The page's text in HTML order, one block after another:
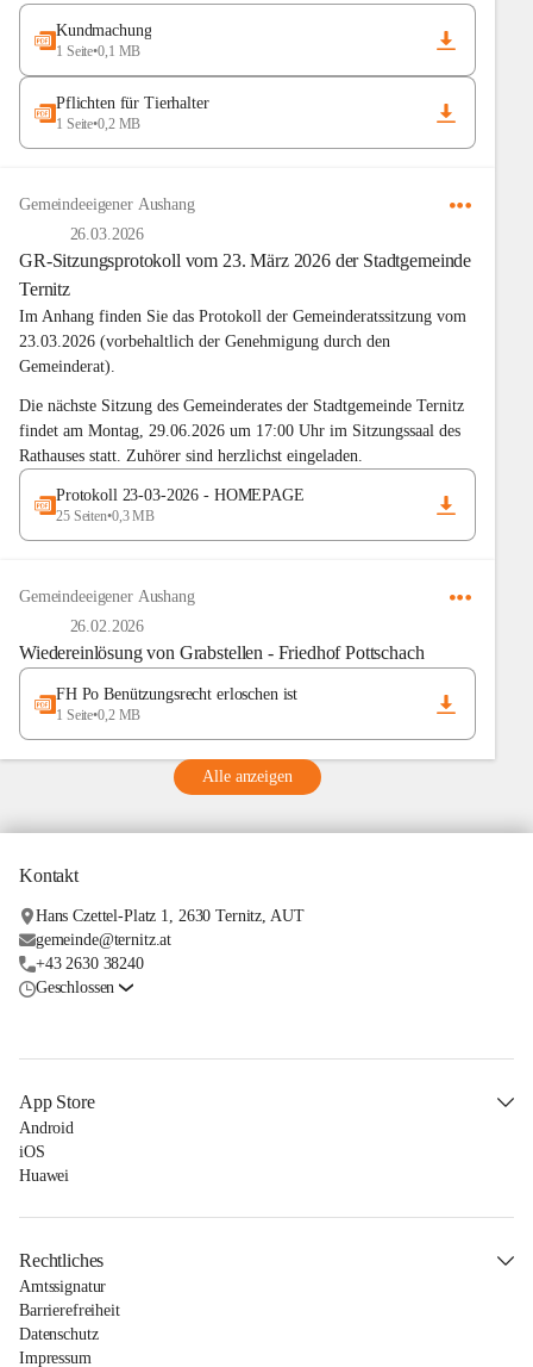
Kundmachung
1 Seite•0,1 MB
Pflichten für Tierhalter
1 Seite•0,2 MB
Gemeindeeigener Aushang
26.03.2026
GR-Sitzungsprotokoll vom 23. März 2026 der Stadtgemeinde
Ternitz
Im Anhang finden Sie das Protokoll der Gemeinderatssitzung vom
23.03.2026 (vorbehaltlich der Genehmigung durch den
Gemeinderat).
Die nächste Sitzung des Gemeinderates der Stadtgemeinde Ternitz
findet am Montag, 29.06.2026 um 17:00 Uhr im Sitzungssaal des
Rathauses statt. Zuhörer sind herzlichst eingeladen.
Protokoll 23-03-2026 - HOMEPAGE
25 Seiten•0,3 MB
Gemeindeeigener Aushang
26.02.2026
Wiedereinlösung von Grabstellen - Friedhof Pottschach
FH Po Benützungsrecht erloschen ist
1 Seite•0,2 MB
Alle anzeigen
Kontakt
Hans Czettel-Platz 1, 2630 Ternitz, AUT
gemeinde@ternitz.at
+43 2630 38240
Geschlossen
App Store
Android
iOS
Huawei
Rechtliches
Amtssignatur
Barrierefreiheit
Datenschutz
Impressum